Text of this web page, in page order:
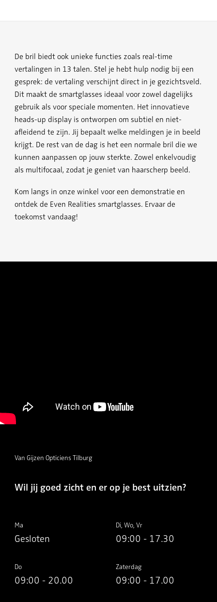
De bril biedt ook unieke functies zoals real-time
vertalingen in 13 talen. Stel je hebt hulp nodig bij een
gesprek: de vertaling verschijnt direct in je gezichtsveld.
Dit maakt de smartglasses ideaal voor zowel dagelijks
gebruik als voor speciale momenten. Het innovatieve
heads-up display is ontworpen om subtiel en niet-
afleidend te zijn. Jij bepaalt welke meldingen je in beeld
krijgt. De rest van de dag is het een normale bril die we
kunnen aanpassen op jouw sterkte. Zowel enkelvoudig
als multifocaal, zodat je geniet van haarscherp beeld.
Kom langs in onze winkel voor een demonstratie en
ontdek de Even Realities smartglasses. Ervaar de
toekomst vandaag!
Van Gijzen Opticiens Tilburg
Wil jij goed zicht en er op je best uitzien?
Ma
Gesloten
Di, Wo, Vr
09:00 - 17.30
Do
09:00 - 20.00
Zaterdag
09:00 - 17.00